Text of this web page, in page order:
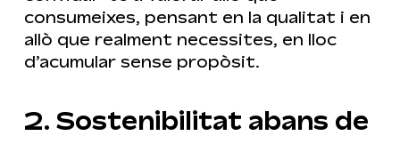
consumeixes, pensant en la qualitat i en
allò que realment necessites, en lloc
d’acumular sense propòsit.
2. Sostenibilitat abans de